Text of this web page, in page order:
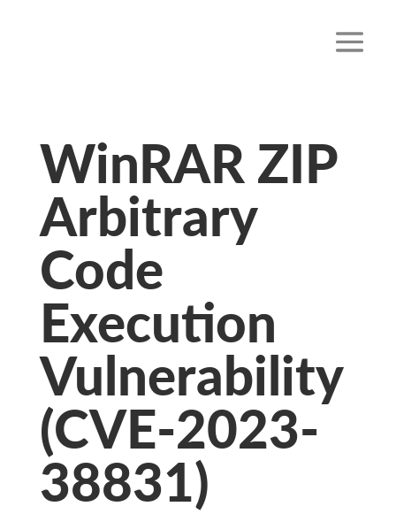
WinRAR ZIP
Arbitrary
Code
Execution
Vulnerability
(CVE-2023-
38831)